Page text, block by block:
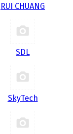
RUI CHUANG
SDL
SkyTech